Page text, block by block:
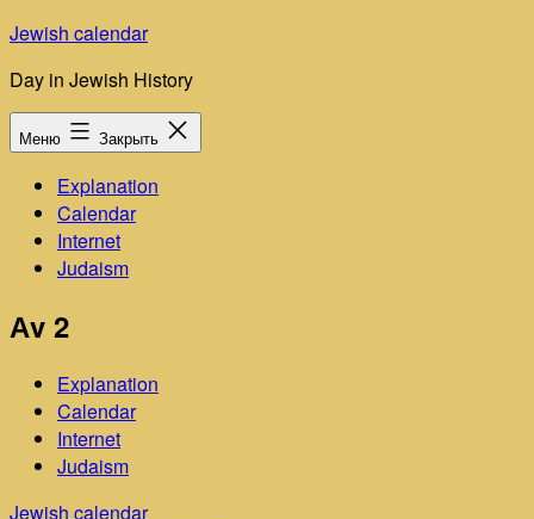
Перейти
содержимому
Jewish calendar
Day in Jewish History
Меню Закрыть
Explanation
Calendar
Internet
Judaism
Аv 2
Explanation
Calendar
Internet
Judaism
Jewish calendar